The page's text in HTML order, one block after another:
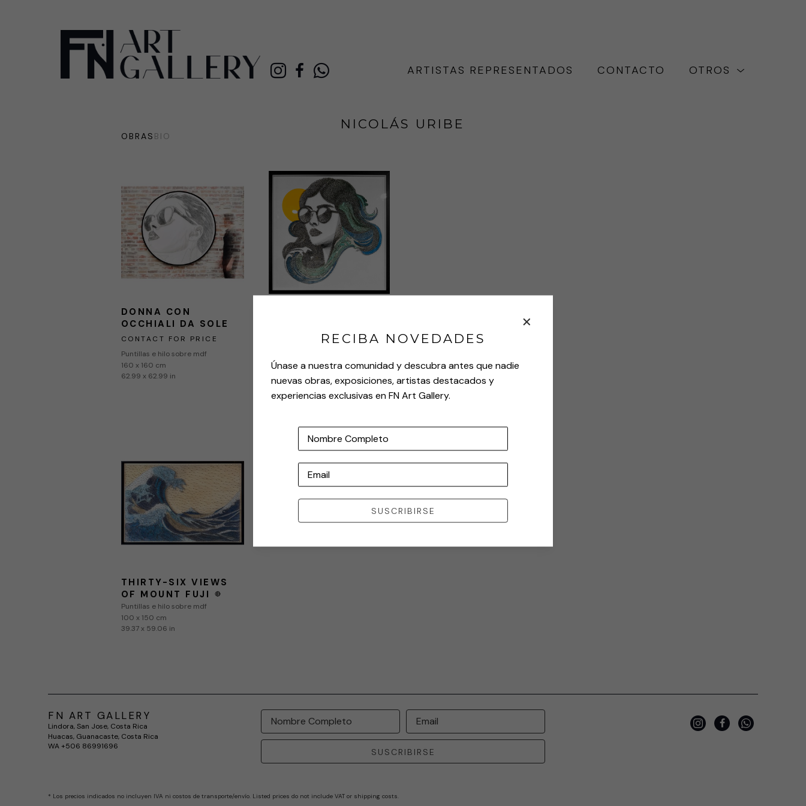
ARTISTAS REPRESENTADOS CONTACTO OTROS
NICOLÁS URIBE
OBRAS BIO
DONNA CON
OCCHIALI DA SOLE
CONTACT FOR PRICE
Puntillas e hilo sobre mdf
160 x 160 cm
62.99 x 62.99 in
puntillas, hilo y esmaltes sobre
on wood
128 x 128 cm
THIRTY-SIX VIEWS
OF MOUNT FUJI
🔴
Puntillas e hilo sobre mdf
100 x 150 cm
39.37 x 59.06 in
RECIBA NOVEDADES
Únase a nuestra comunidad y descubra antes que nadie
nuevas obras, exposiciones, artistas destacados y
experiencias exclusivas en FN Art Gallery.
Nombre Completo
Email
SUSCRIBIRSE
FN ART GALLERY
Lindora, San Jose, Costa Rica
Huacas, Guanacaste, Costa Rica
WA +506 86991696
Nombre Completo Email
SUSCRIBIRSE
* Los precios indicados no incluyen IVA ni costos de transporte/envío. Listed prices do not include VAT or shipping costs.